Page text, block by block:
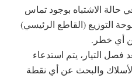
حالة الاشتباه بوجود تماس
التوزيع (القاطع الرئيسي)
أي خطر.
فصل التيار، يتم استدعاء
والبحث عن أي نقطة